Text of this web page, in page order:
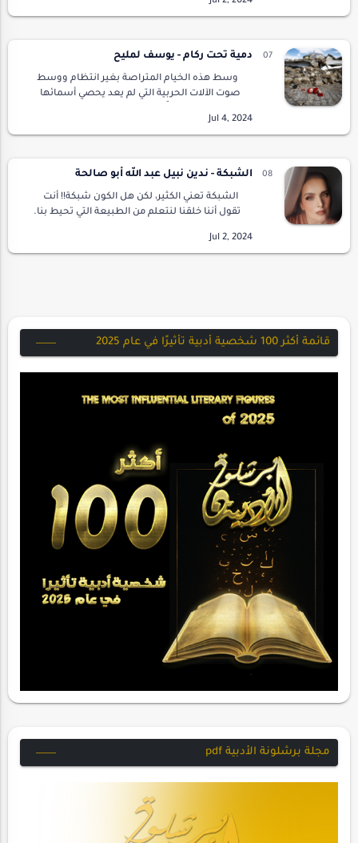
لمكانها كأنها جوهرة ثمينة نادرة الوجود ، …
دمية تحت ركام - يوسف لمليح
وسط هذه الخيام المتراصة بغير انتظام ووسط
صوت الآلات الحربية التي لم يعد يحصي أسمائها
بدباباته وصواريخه التي كانت تمطر الحي بأكمله و…
الشبكة - ندين نبيل عبد الله أبو صالحة
الشبكة تعني الكثير، لكن هل الكون شبكة!! أنت
تقول أننا خلقنا لنتعلم من الطبيعة التي تحيط بنا.
من رحم أمة مثقفة !! لا أحد، ولكن من …
قائمة أكثر 100 شخصية أدبية تأثيرًا في عام 2025
مجلة برشلونة الأدبية pdf